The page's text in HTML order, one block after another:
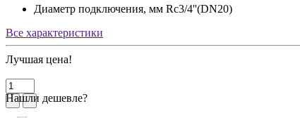
Диаметр подключения, мм Rc3/4''(DN20)
Все характеристики
Лучшая цена!
Нашли дешевле?